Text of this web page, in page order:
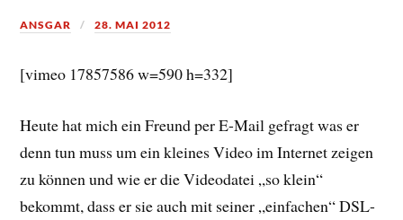
ANSGAR 28. MAI 2012
[vimeo 17857586 w=590 h=332]
Heute hat mich ein Freund per E-Mail gefragt was er
denn tun muss um ein kleines Video im Internet zeigen
zu können und wie er die Videodatei „so klein“
bekommt, dass er sie auch mit seiner „einfachen“ DSL-